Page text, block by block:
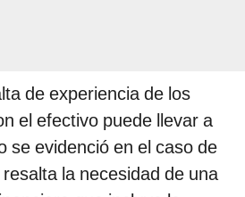
de experiencia de los
el efectivo puede llevar a
se evidenció en el caso de
la necesidad de una